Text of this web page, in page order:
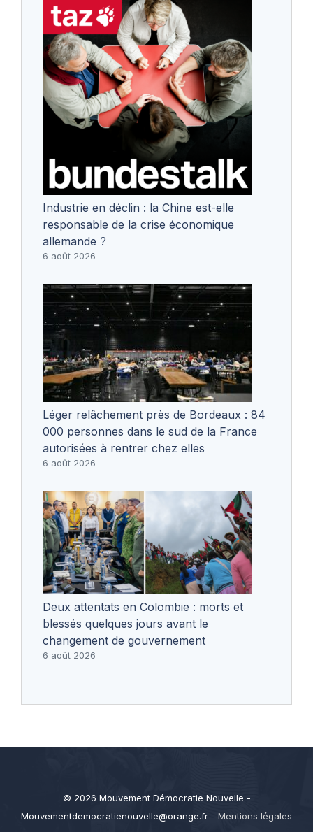
Industrie en déclin : la Chine est-elle
responsable de la crise économique
allemande ?
6 août 2026
Léger relâchement près de Bordeaux : 84
000 personnes dans le sud de la France
autorisées à rentrer chez elles
6 août 2026
Deux attentats en Colombie : morts et
blessés quelques jours avant le
changement de gouvernement
6 août 2026
© 2026 Mouvement Démocratie Nouvelle -
Mouvementdemocratienouvelle@orange.fr - Mentions légales